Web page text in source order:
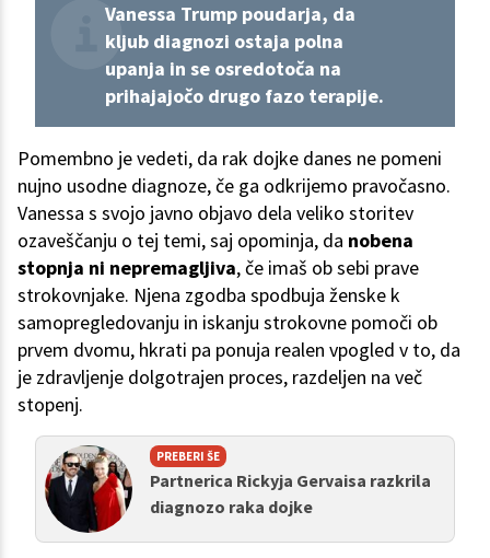
Vanessa Trump poudarja, da
kljub diagnozi ostaja polna
upanja in se osredotoča na
prihajajočo drugo fazo terapije.
Pomembno je vedeti, da rak dojke danes ne pomeni
nujno usodne diagnoze, če ga odkrijemo pravočasno.
Vanessa s svojo javno objavo dela veliko storitev
ozaveščanju o tej temi, saj opominja, da nobena
stopnja ni nepremagljiva, če imaš ob sebi prave
strokovnjake. Njena zgodba spodbuja ženske k
samopregledovanju in iskanju strokovne pomoči ob
prvem dvomu, hkrati pa ponuja realen vpogled v to, da
je zdravljenje dolgotrajen proces, razdeljen na več
stopenj.
PREBERI ŠE
Partnerica Rickyja Gervaisa razkrila
diagnozo raka dojke